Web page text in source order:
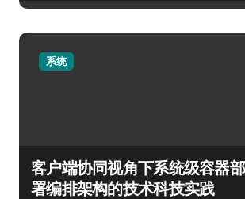
系统
客户端协同视角下系统级容器部
署编排架构的技术科技实践